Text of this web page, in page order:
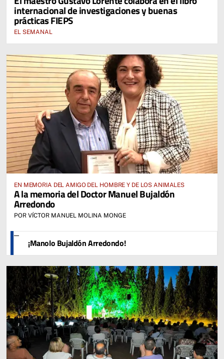
internacional de investigaciones y buenas
prácticas FIEPS
EL SEMANAL
EN MEMORIA DEL AMIGO DEL HOMBRE Y DE LOS ANIMALES
A la memoria del Doctor Manuel Bujaldón
Arredondo
POR VÍCTOR MANUEL MOLINA MONGE
¡Manolo Bujaldón Arredondo!